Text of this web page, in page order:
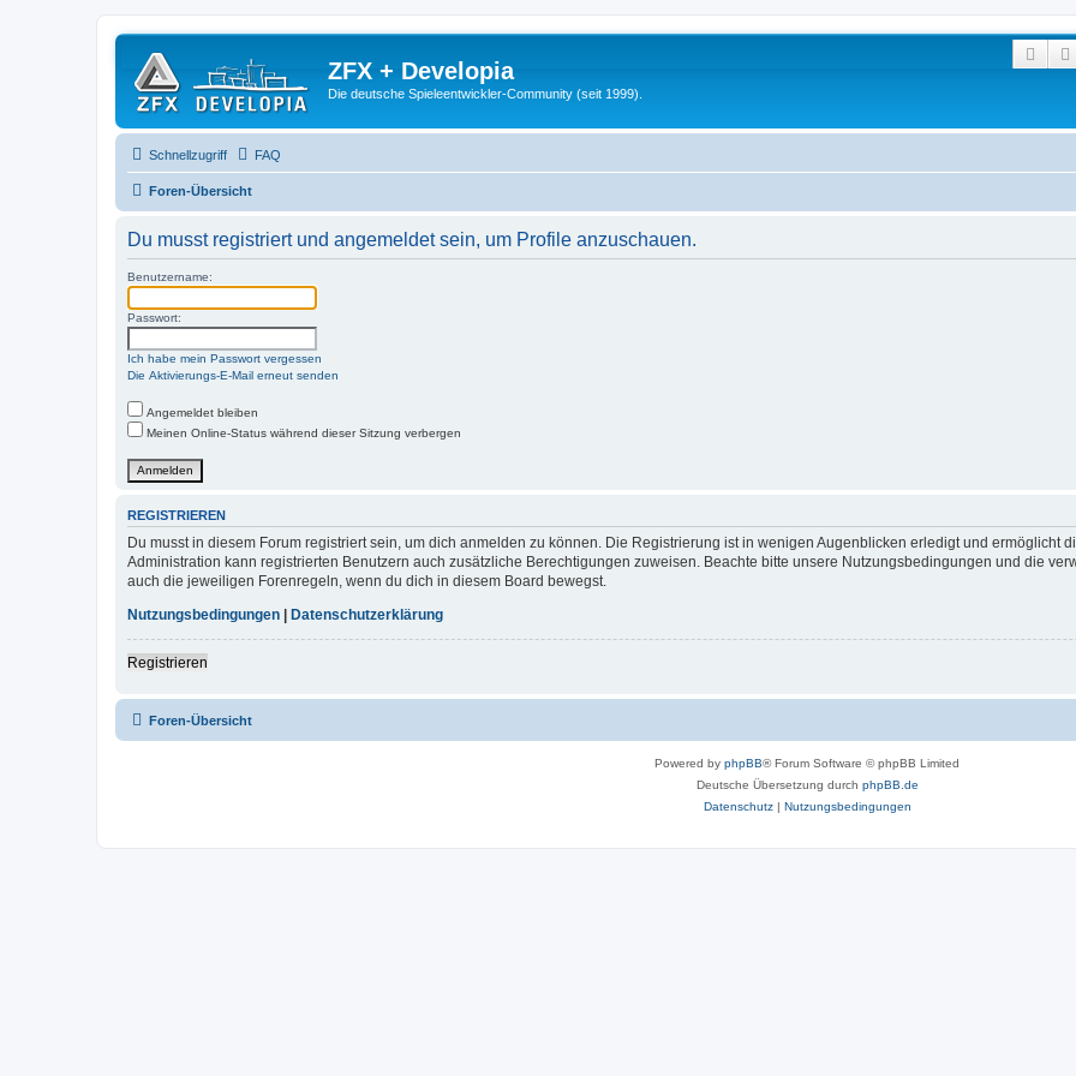
ZFX + Developia
Die deutsche Spieleentwickler-Community (seit 1999).
Schnellzugriff FAQ
Foren-Übersicht
Du musst registriert und angemeldet sein, um Profile anzuschauen.
Benutzername:
Passwort:
Ich habe mein Passwort vergessen
Die Aktivierungs-E-Mail erneut senden
Angemeldet bleiben
Meinen Online-Status während dieser Sitzung verbergen
REGISTRIEREN
Du musst in diesem Forum registriert sein, um dich anmelden zu können. Die Registrierung ist in wenigen Augenblicken erledigt und ermöglicht
Administration kann registrierten Benutzern auch zusätzliche Berechtigungen zuweisen. Beachte bitte unsere Nutzungsbedingungen und die
auch die jeweiligen Forenregeln, wenn du dich in diesem Board bewegst.
Nutzungsbedingungen
Datenschutzerklärung
Registrieren
Foren-Übersicht
Powered by phpBB® Forum Software © phpBB Limited
Deutsche Übersetzung durch phpBB.de
Datenschutz| Nutzungsbedingungen